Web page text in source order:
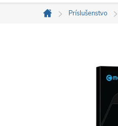
Domov
Príslušenstvo